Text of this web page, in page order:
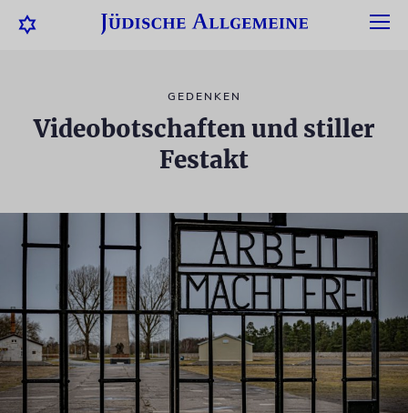
GEDENKEN
Videobotschaften und stiller
Festakt